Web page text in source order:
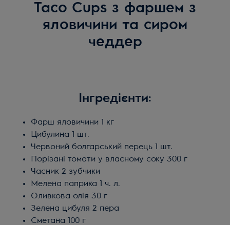
Taco Cups з фаршем з
яловичини та сиром
чеддер
Інгредієнти:
Фарш яловичини 1 кг
Цибулина 1 шт.
Червоний болгарський перець 1 шт.
Порізані томати у власному соку 300 г
Часник 2 зубчики
Мелена паприка 1 ч. л.
Оливкова олія 30 г
Зелена цибуля 2 пера
Сметана 100 г